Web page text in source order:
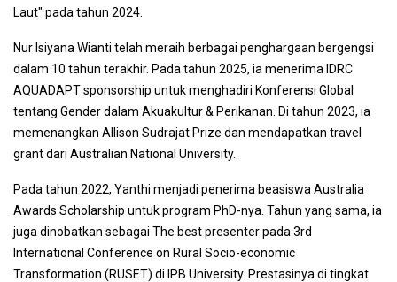
Laut" pada tahun 2024.
Nur Isiyana Wianti telah meraih berbagai penghargaan bergengsi
dalam 10 tahun terakhir. Pada tahun 2025, ia menerima IDRC
AQUADAPT sponsorship untuk menghadiri Konferensi Global
tentang Gender dalam Akuakultur & Perikanan. Di tahun 2023, ia
memenangkan Allison Sudrajat Prize dan mendapatkan travel
grant dari Australian National University.
Pada tahun 2022, Yanthi menjadi penerima beasiswa Australia
Awards Scholarship untuk program PhD-nya. Tahun yang sama, ia
juga dinobatkan sebagai The best presenter pada 3rd
International Conference on Rural Socio-economic
Transformation (RUSET) di IPB University. Prestasinya di tingkat